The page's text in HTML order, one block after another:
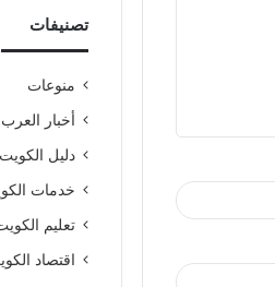
تصنيفات
منوعات
أخبار العرب
دليل الكويت
خدمات
تعليم
اقتصاد